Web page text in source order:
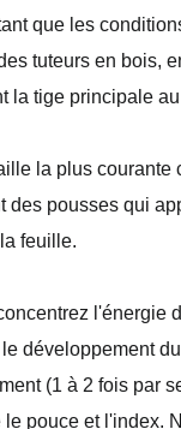
que les
tuteurs en bois,
la tige principale
des pousses qui
feuille.
l'énergie
développement
(1 à 2 fois par
pouce et l'index.